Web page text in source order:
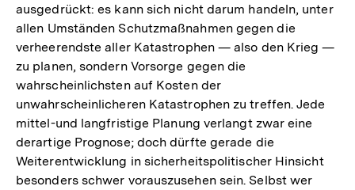
ausgedrückt: es kann sich nicht darum handeln, unter
allen Umständen Schutzmaßnahmen gegen die
verheerendste aller Katastrophen — also den Krieg —
zu planen, sondern Vorsorge gegen die
wahrscheinlichsten auf Kosten der
unwahrscheinlicheren Katastrophen zu treffen. Jede
mittel-und langfristige Planung verlangt zwar eine
derartige Prognose; doch dürfte gerade die
Weiterentwicklung in sicherheitspolitischer Hinsicht
besonders schwer vorauszusehen sein. Selbst wer